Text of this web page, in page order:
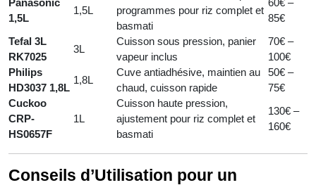
Panasonic
1,5L
1,5L
programmes pour riz complet et
basmati
60€ –
85€
Tefal 3L
RK7025
3L
Cuisson sous pression, panier
vapeur inclus
70€ –
100€
Philips
HD3037 1,8L
1,8L
Cuve antiadhésive, maintien au
chaud, cuisson rapide
50€ –
75€
Cuckoo
CRP-
HS0657F
1L
Cuisson haute pression,
ajustement pour riz complet et
basmati
130€ –
160€
Conseils d’Utilisation pour un